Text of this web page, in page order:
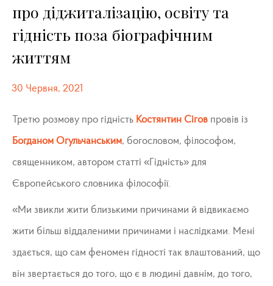
про діджиталізацію, освіту та
гідність поза біографічним
життям
30 Червня, 2021
Третю розмову про гідність Костянтин Сігов провів із
Богданом Огульчанським, богословом, філософом,
священником, автором статті «Гідність» для
Європейського словника філософії.
«Ми звикли жити близькими причинами й відвикаємо
жити більш віддаленими причинами і наслідками. Мені
здається, що сам феномен гідності так влаштований, що
він звертається до того, що є в людині давнім, до того,